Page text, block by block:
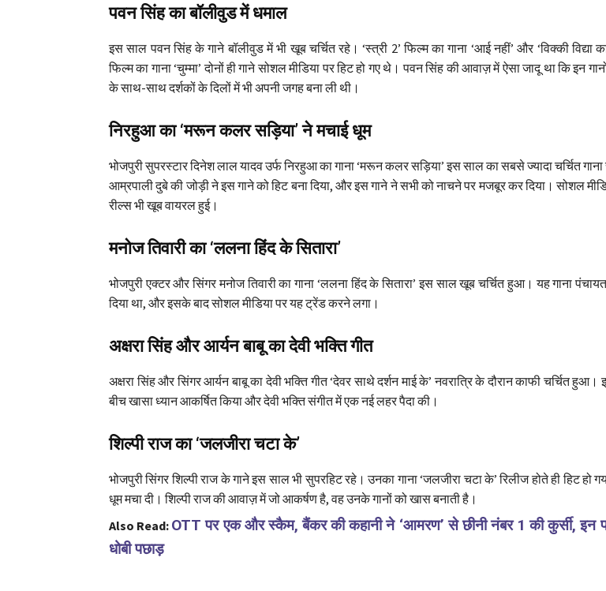
पवन सिंह का बॉलीवुड में धमाल
इस साल पवन सिंह के गाने बॉलीवुड में भी खूब चर्चित रहे। ‘स्त्री 2’ फिल्म का गाना ‘आई नहीं’ और ‘विक्की विद्या का
फिल्म का गाना ‘चुम्मा’ दोनों ही गाने सोशल मीडिया पर हिट हो गए थे। पवन सिंह की आवाज़ में ऐसा जादू था कि इन
के साथ-साथ दर्शकों के दिलों में भी अपनी जगह बना ली थी।
निरहुआ का ‘मरून कलर सड़िया’ ने मचाई धूम
भोजपुरी सुपरस्टार दिनेश लाल यादव उर्फ निरहुआ का गाना ‘मरून कलर सड़िया’ इस साल का सबसे ज्यादा चर्चित
आम्रपाली दुबे की जोड़ी ने इस गाने को हिट बना दिया, और इस गाने ने सभी को नाचने पर मजबूर कर दिया। सोशल
रील्स भी खूब वायरल हुई।
मनोज तिवारी का ‘ललना हिंद के सितारा’
भोजपुरी एक्टर और सिंगर मनोज तिवारी का गाना ‘ललना हिंद के सितारा’ इस साल खूब चर्चित हुआ। यह गाना
दिया था, और इसके बाद सोशल मीडिया पर यह ट्रेंड करने लगा।
अक्षरा सिंह और आर्यन बाबू का देवी भक्ति गीत
अक्षरा सिंह और सिंगर आर्यन बाबू का देवी भक्ति गीत ‘देवर साथे दर्शन माई के’ नवरात्रि के दौरान काफी चर्चित
बीच खासा ध्यान आकर्षित किया और देवी भक्ति संगीत में एक नई लहर पैदा की।
शिल्पी राज का ‘जलजीरा चटा के’
भोजपुरी सिंगर शिल्पी राज के गाने इस साल भी सुपरहिट रहे। उनका गाना ‘जलजीरा चटा के’ रिलीज होते ही हिट
धूम मचा दी। शिल्पी राज की आवाज़ में जो आकर्षण है, वह उनके गानों को खास बनाती है।
Also Read: OTT पर एक और स्कैम, बैंकर की कहानी ने ‘आमरण’ से छीनी नंबर 1 की कुर्सी, इन
धोबी पछाड़